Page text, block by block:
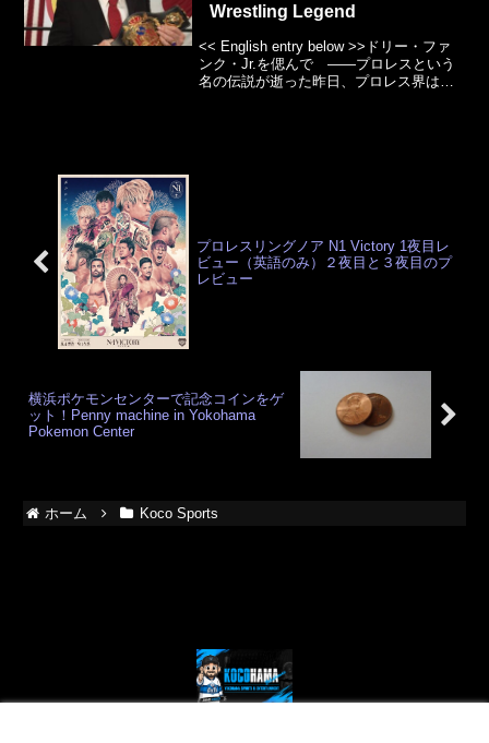
Wrestling Legend
<< English entry below >>ドリー・ファ
ンク・Jr.を偲んで ——プロレスという
名の伝説が逝った昨日、プロレス界は真
プロレスリングノア N1 Victory 1夜目レ
ビュー（英語のみ）２夜目と３夜目のプ
レビュー
横浜ポケモンセンターで記念コインをゲ
ット！Penny machine in Yokohama
Pokemon Center
ホーム Koco Sports